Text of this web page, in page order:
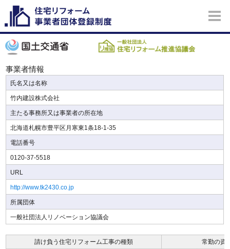
事業者情報
氏名又は名称
竹内建設株式会社
主たる事務所又は事業者の所在地
北海道札幌市豊平区月寒東1条18-1-35
電話番号
0120-37-5518
URL
http://www.tk2430.co.jp
所属団体
一般社団法人リノベーション協議会
請け負う住宅リフォーム工事の種類 常勤の資